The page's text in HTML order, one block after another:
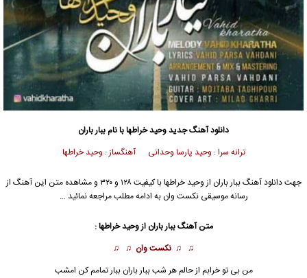
دانلود آهنگ جدیدوحید خراطها با نام ببار باران
ترانه سرا : وحید پارسا وحدانی آهنگساز : وحید خراطها
جهت دانلود آهنگ ببار باران از وحید خراطها با کیفیت ۱۲۸ و ۳۲۰ و مشاهده متن این آهنگ از
رسانه موسیقی نکست وان به ادامه مطلب مراجعه نمائید …
متن آهنگ ببارباران از وحید خراطها :
♫ ♫ نکست وان ♫ ♫
من بی تو خرابم از حالم هر شب ببار باران ببار تمامم کن امشب